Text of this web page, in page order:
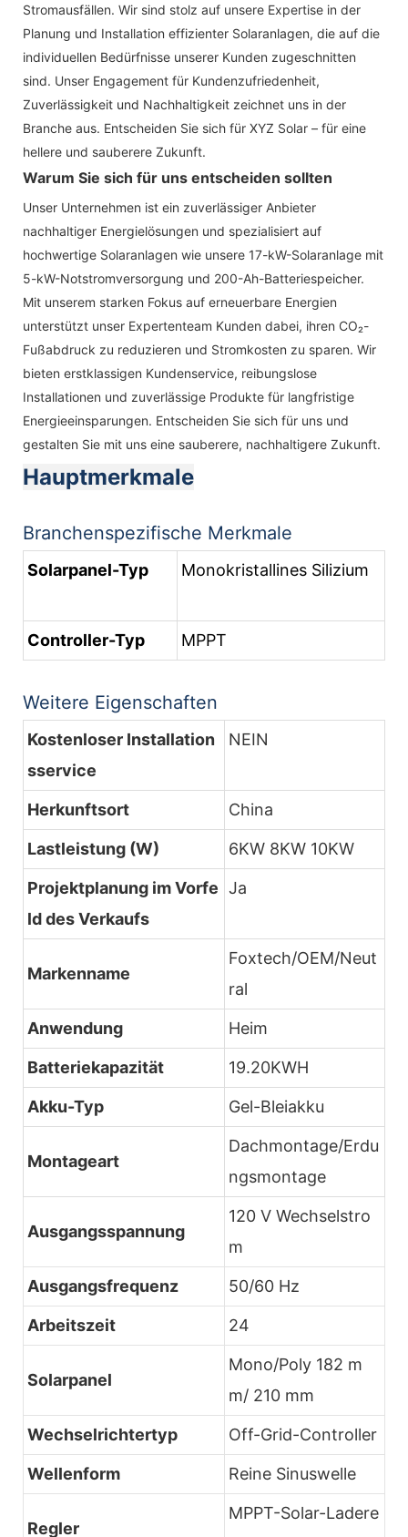
Stromausfällen. Wir sind stolz auf unsere Expertise in der
Planung und Installation effizienter Solaranlagen, die auf die
individuellen Bedürfnisse unserer Kunden zugeschnitten
sind. Unser Engagement für Kundenzufriedenheit,
Zuverlässigkeit und Nachhaltigkeit zeichnet uns in der
Branche aus. Entscheiden Sie sich für XYZ Solar – für eine
hellere und sauberere Zukunft.
Warum Sie sich für uns entscheiden sollten
Unser Unternehmen ist ein zuverlässiger Anbieter
nachhaltiger Energielösungen und spezialisiert auf
hochwertige Solaranlagen wie unsere 17-kW-Solaranlage mit
5-kW-Notstromversorgung und 200-Ah-Batteriespeicher.
Mit unserem starken Fokus auf erneuerbare Energien
unterstützt unser Expertenteam Kunden dabei, ihren CO₂-
Fußabdruck zu reduzieren und Stromkosten zu sparen. Wir
bieten erstklassigen Kundenservice, reibungslose
Installationen und zuverlässige Produkte für langfristige
Energieeinsparungen. Entscheiden Sie sich für uns und
gestalten Sie mit uns eine sauberere, nachhaltigere Zukunft.
Hauptmerkmale
Branchenspezifische Merkmale
Solarpanel-Typ Monokristallines Silizium
Controller-Typ MPPT
Weitere Eigenschaften
Kostenloser Installation
sservice
NEIN
Herkunftsort China
Lastleistung (W) 6KW 8KW 10KW
Projektplanung im Vorfe
ld des Verkaufs
Ja
Markenname
Foxtech/OEM/Neut
ral
Anwendung Heim
Batteriekapazität 19.20KWH
Akku-Typ Gel-Bleiakku
Montageart
Dachmontage/Erdu
ngsmontage
Ausgangsspannung
120 V Wechselstro
m
Ausgangsfrequenz 50/60 Hz
Arbeitszeit 24
Solarpanel
Mono/Poly 182 m
m/ 210 mm
Wechselrichtertyp Off-Grid-Controller
Wellenform Reine Sinuswelle
Regler
MPPT-Solar-Ladere